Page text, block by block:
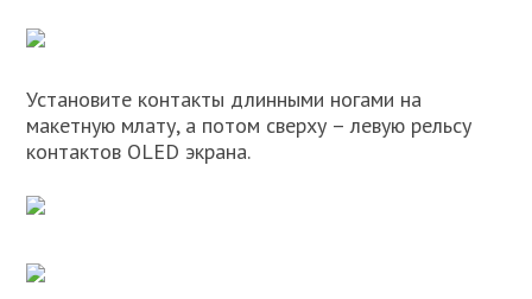
Установите контакты длинными ногами на
макетную млату, а потом сверху – левую рельсу
контактов OLED экрана.